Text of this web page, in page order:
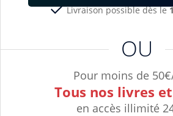
OU
Pour moins de
Tous nos livres
en accès illimité
Livraison possible dès le